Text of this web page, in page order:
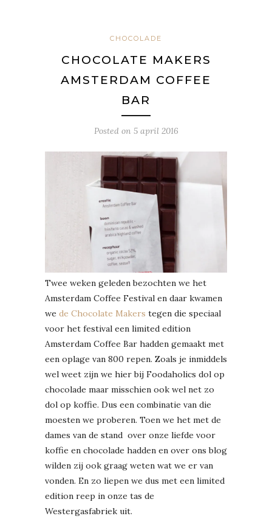
CHOCOLADE
CHOCOLATE MAKERS
AMSTERDAM COFFEE
BAR
Posted on 5 april 2016
Twee weken geleden bezochten we het
Amsterdam Coffee Festival en daar kwamen
we de Chocolate Makers tegen die speciaal
voor het festival een limited edition
Amsterdam Coffee Bar hadden gemaakt met
een oplage van 800 repen. Zoals je inmiddels
wel weet zijn we hier bij Foodaholics dol op
chocolade maar misschien ook wel net zo
dol op koffie. Dus een combinatie van die
moesten we proberen. Toen we het met de
dames van de stand over onze liefde voor
koffie en chocolade hadden en over ons blog
wilden zij ook graag weten wat we er van
vonden. En zo liepen we dus met een limited
edition reep in onze tas de
Westergasfabriek uit.